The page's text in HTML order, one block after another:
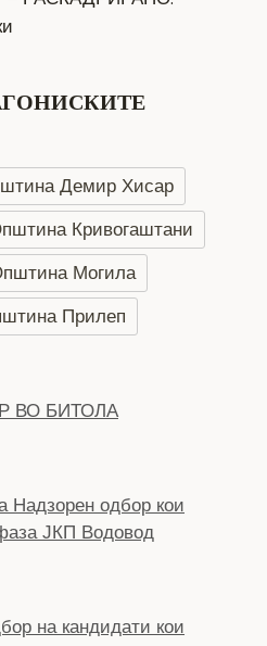
Демир Хисар
Кривогаштани
Могила
Прилеп
ВО БИТОЛА
Надзорен одбор кои
ЈКП Водовод
на кандидати кои